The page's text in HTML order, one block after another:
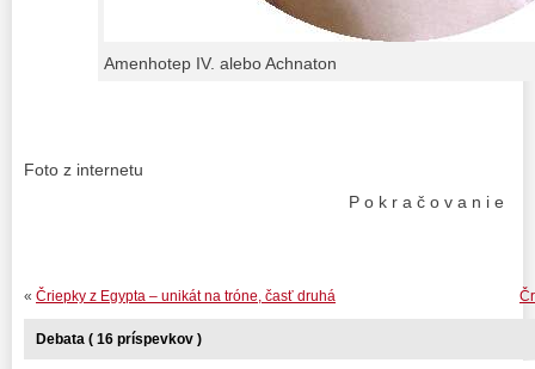
Amenhotep IV. alebo Achnaton
Foto z internetu
P o k r a č o v a n i e
« Čriepky z Egypta – unikát na tróne, časť druhá
Debata ( 16 príspevkov )